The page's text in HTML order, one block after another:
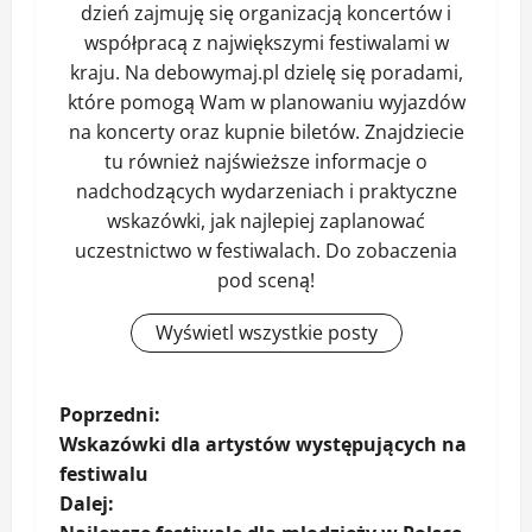
dzień zajmuję się organizacją koncertów i
współpracą z największymi festiwalami w
kraju. Na debowymaj.pl dzielę się poradami,
które pomogą Wam w planowaniu wyjazdów
na koncerty oraz kupnie biletów. Znajdziecie
tu również najświeższe informacje o
nadchodzących wydarzeniach i praktyczne
wskazówki, jak najlepiej zaplanować
uczestnictwo w festiwalach. Do zobaczenia
pod sceną!
Wyświetl wszystkie posty
Z
o
Poprzedni:
Wskazówki dla artystów występujących na
festiwalu
Dalej: